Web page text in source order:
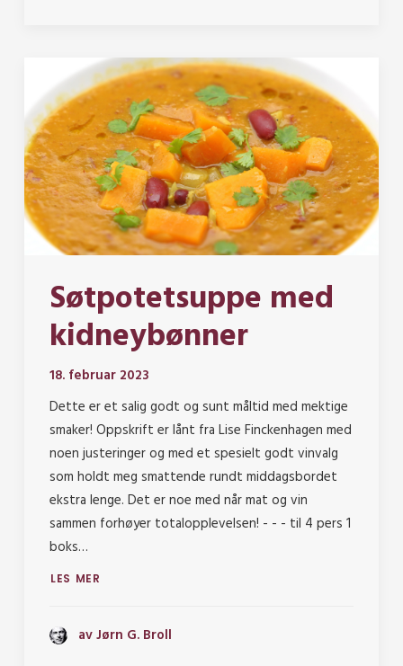
Søtpotetsuppe med
kidneybønner
18. februar 2023
Dette er et salig godt og sunt måltid med mektige
smaker! Oppskrift er lånt fra Lise Finckenhagen med
noen justeringer og med et spesielt godt vinvalg
som holdt meg smattende rundt middagsbordet
ekstra lenge. Det er noe med når mat og vin
sammen forhøyer totalopplevelsen! - - - til 4 pers 1
boks…
LES MER
av Jørn G. Broll